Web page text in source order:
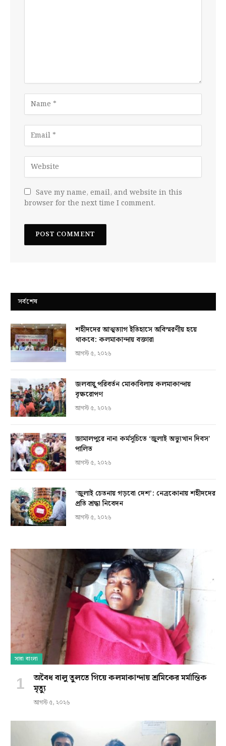
Save my name, email, and website in this
browser for the next time I comment.
সর্বশেষ
শহীদদের আত্মত্যাগ ইতিহাসে অবিস্মরণীয় হয়ে
থাকবে: কলমাকান্দায় বক্তারা
আগস্ট ৫, ২০২৬
জলবায়ু পরিবর্তন মোকাবিলায় কলমাকান্দায়
বৃক্ষরোপণ
আগস্ট ৫, ২০২৬
জামালপুরে নানা কর্মসূচিতে ‘জুলাই অভ্যুত্থান দিবস’
পালিত
আগস্ট ৫, ২০২৬
‘জুলাই চেতনায় গড়বো দেশ’: নেত্রকোনায় শহীদদের
প্রতি শ্রদ্ধা নিবেদন
আগস্ট ৫, ২০২৬
সারা বাংলা
অবৈধ বালু তুলতে গিয়ে কলমাকান্দায় শ্রমিকের মর্মান্তিক
মৃত্যু
আগস্ট ৫, ২০২৬